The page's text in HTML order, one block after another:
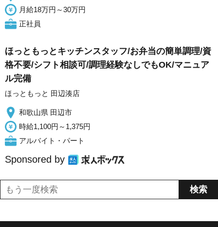
月給18万円～30万円
正社員
ほっともっとキッチンスタッフ/お弁当の簡単調理/資
格不要/シフト相談可/調理経験なしでもOK/マニュア
ル完備
ほっともっと 田辺湊店
和歌山県 田辺市
時給1,100円～1,375円
アルバイト・パート
Sponsored by